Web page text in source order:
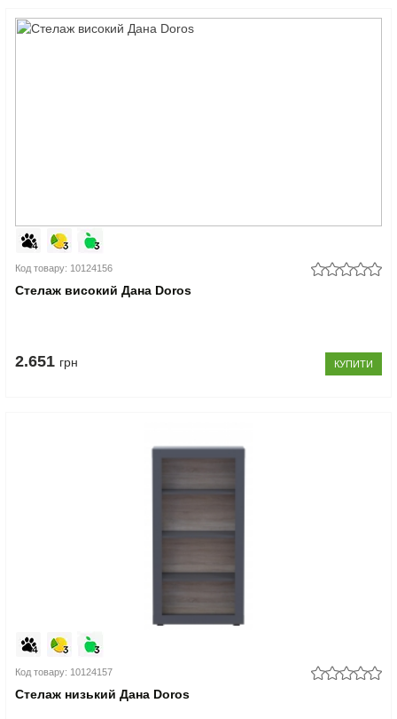
Код товару: 10124156
Стелаж високий Дана Doros
2.651 грн КУПИТИ
Код товару: 10124157
Стелаж низький Дана Doros